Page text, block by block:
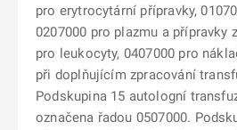
pro erytrocytární přípravky,
0207000 pro plazmu a přípravky
pro leukocyty, 0407000 pro
při doplňujícím zpracování
Podskupina 15 autologní
označena řadou 0507000.